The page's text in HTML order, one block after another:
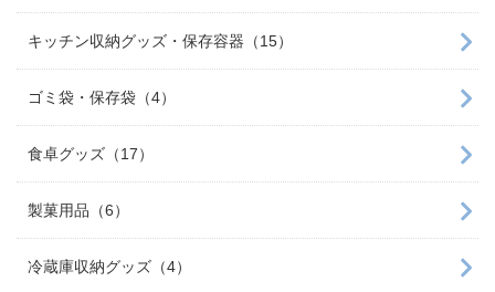
キッチン収納グッズ・保存容器（15）
ゴミ袋・保存袋（4）
食卓グッズ（17）
製菓用品（6）
冷蔵庫収納グッズ（4）